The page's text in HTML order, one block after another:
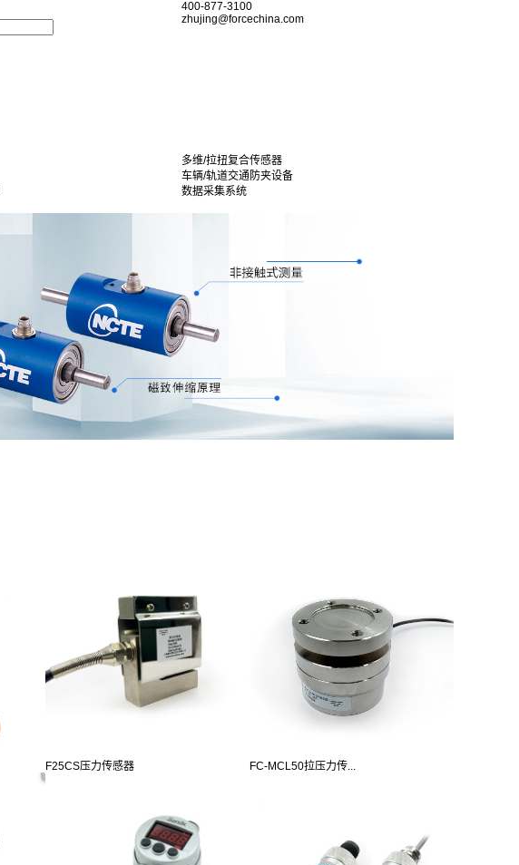
400-877-3100
zhujing@forcechina.com
多维/拉扭复合传感器
车辆/轨道交通防夹设备
数据采集系统
F25CS压力传感器 FC-MCL50拉压力传...